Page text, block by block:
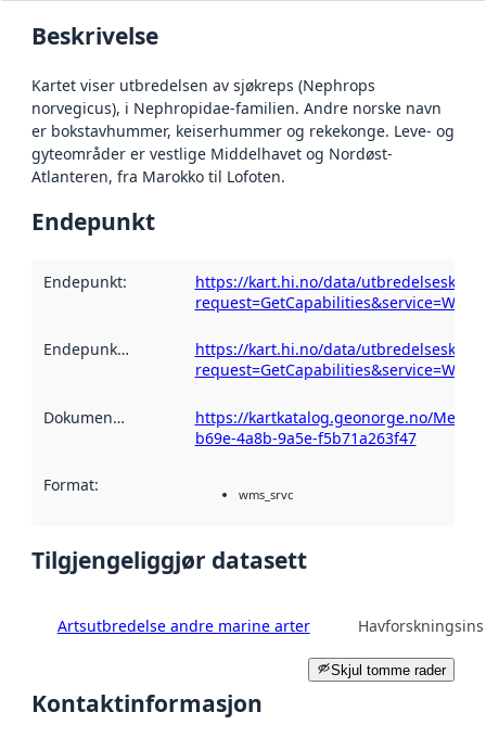
Beskrivelse
Kartet viser utbredelsen av sjøkreps (Nephrops
norvegicus), i Nephropidae-familien. Andre norske navn
er bokstavhummer, keiserhummer og rekekonge. Leve- og
gyteområder er vestlige Middelhavet og Nordøst-
Atlanteren, fra Marokko til Lofoten.
Endepunkt
Endepunkt:
https://kart.hi.no/data/utbredelseskart/
request=GetCapabilities&service=WMS
Endepunktbeskrivelse :
https://kart.hi.no/data/utbredelseskart/
request=GetCapabilities&service=WMS
Dokumentasjon
https://kartkatalog.geonorge.no/
b69e-4a8b-9a5e-f5b71a263f47
Format: wms_srvc
Tilgjengeliggjør datasett
Artsutbredelse andre marine arter
Skjul tomme rader
Kontaktinformasjon